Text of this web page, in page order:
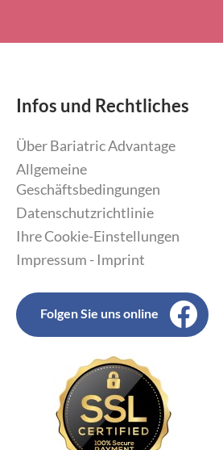
Infos und Rechtliches
Über Bariatric Advantage
Allgemeine
Geschäftsbedingungen
Datenschutzrichtlinie
Ihre Cookie-Einstellungen
Impressum - Imprint
Folgen Sie uns online